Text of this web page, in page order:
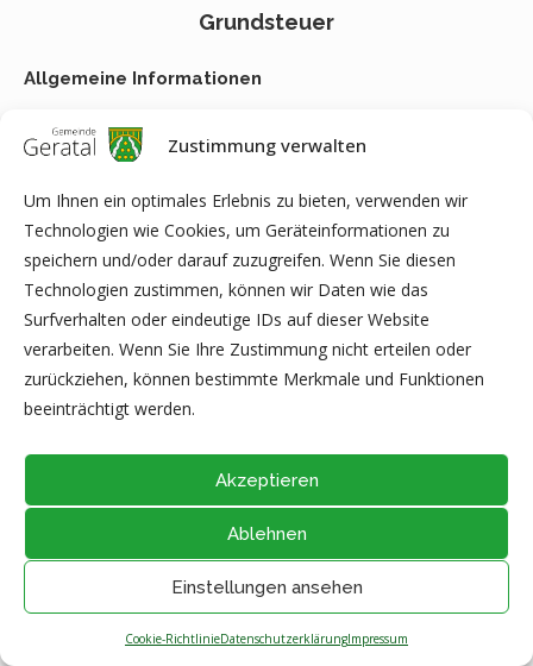
Zustimmung verwalten
Um Ihnen ein optimales Erlebnis zu bieten, verwenden wir
Technologien wie Cookies, um Geräteinformationen zu
speichern und/oder darauf zuzugreifen. Wenn Sie diesen
Technologien zustimmen, können wir Daten wie das
Surfverhalten oder eindeutige IDs auf dieser Website
verarbeiten. Wenn Sie Ihre Zustimmung nicht erteilen oder
zurückziehen, können bestimmte Merkmale und Funktionen
beeinträchtigt werden.
Akzeptieren
Ablehnen
Einstellungen ansehen
Cookie-RichtlinieDatenschutzerklärungImpressum
Grundsteuer
Allgemeine Informationen
Gemeinde Geratal
An der Glashütte 3
036205/93313
@2026 - Alle Rechte vorbehalten durchGemeinde Geratal
IMPRESSUM|DATENSCHUTZ